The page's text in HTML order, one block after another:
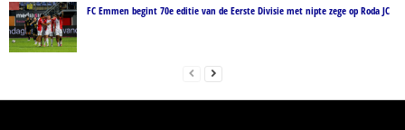
FC Emmen begint 70e editie van de Eerste Divisie met nipte zege op Roda JC